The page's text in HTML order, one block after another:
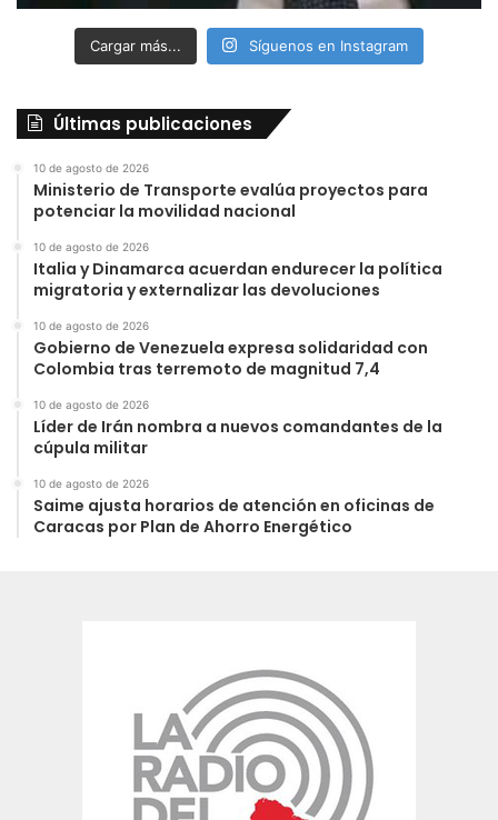
Cargar más... Síguenos en Instagram
Últimas publicaciones
10 de agosto de 2026
Ministerio de Transporte evalúa proyectos para
potenciar la movilidad nacional
10 de agosto de 2026
Italia y Dinamarca acuerdan endurecer la política
migratoria y externalizar las devoluciones
10 de agosto de 2026
Gobierno de Venezuela expresa solidaridad con
Colombia tras terremoto de magnitud 7,4
10 de agosto de 2026
Líder de Irán nombra a nuevos comandantes de la
cúpula militar
10 de agosto de 2026
Saime ajusta horarios de atención en oficinas de
Caracas por Plan de Ahorro Energético